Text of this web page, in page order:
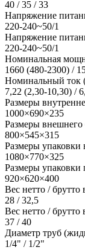
40 / 35 / 33
Напряжение
220-240~50/1
Напряжение
220-240~50/1
Номинальная
1660 (480-2300) /
Номинальный ток
7,22 (2,30-10,30) /
Размеры
1000×690×235
Размеры
800×545×315
Размеры
1080×770×325
Размеры
920×620×400
Вес нетто / брутто
28 / 32,5
Вес нетто / брутто
37 / 40
Диаметр труб
1/4" / 1/2"